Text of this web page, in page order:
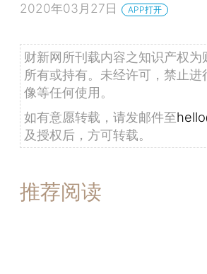
2020年03月27日 APP打开
财新网所刊载内容之知识产权
所有或持有。未经许可，禁止
像等任何使用。
如有意愿转载，请发邮件至
及授权后，方可转载。
推荐阅读